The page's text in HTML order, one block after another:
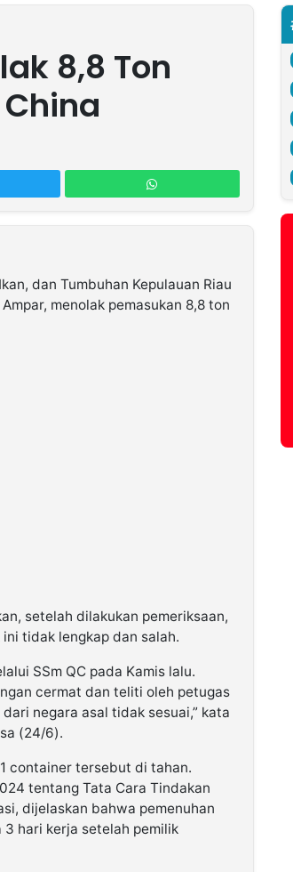
8,8 Ton
dan Tumbuhan Kepulauan Riau
menolak pemasukan 8,8 ton
setelah dilakukan pemeriksaan,
tidak lengkap dan salah.
SSm QC pada Kamis lalu.
cermat dan teliti oleh petugas
negara asal tidak sesuai,” kata
(24/6).
container tersebut di tahan.
tentang Tata Cara Tindakan
dijelaskan bahwa pemenuhan
hari kerja setelah pemilik